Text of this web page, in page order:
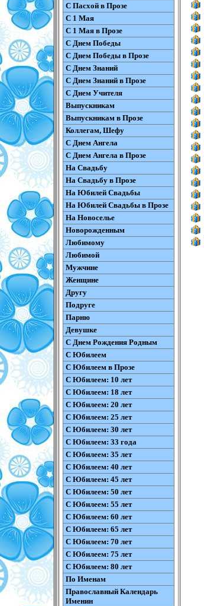
С Пасхой в Прозе
С 1 Мая
С 1 Мая в Прозе
С Днем Победы
С Днем Победы в Прозе
С Днем Знаний
С Днем Знаний в Прозе
С Днем Учителя
Выпускникам
Выпускникам в Прозе
Коллегам, Шефу
С Днем Ангела
С Днем Ангела в Прозе
На Свадьбу
На Свадьбу в Прозе
На Юбилей Свадьбы
На Юбилей Свадьбы в Прозе
На Новоселье
Новорожденным
Любимому
Любимой
Мужчине
Женщине
Другу
Подруге
Парню
Девушке
С Днем Рождения Родным
С Юбилеем
С Юбилеем в Прозе
С Юбилеем: 10 лет
С Юбилеем: 18 лет
С Юбилеем: 20 лет
С Юбилеем: 25 лет
С Юбилеем: 30 лет
С Юбилеем: 33 года
С Юбилеем: 35 лет
С Юбилеем: 40 лет
С Юбилеем: 45 лет
С Юбилеем: 50 лет
С Юбилеем: 55 лет
С Юбилеем: 60 лет
С Юбилеем: 65 лет
С Юбилеем: 70 лет
С Юбилеем: 75 лет
С Юбилеем: 80 лет
По Именам
Православный Календарь
Именин